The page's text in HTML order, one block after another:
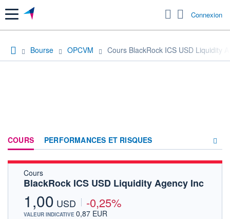
Menu Connexion
Bourse OPCVM Cours BlackRock ICS USD Liquidity
COURS PERFORMANCES ET RISQUES
Cours
BlackRock ICS USD Liquidity Agency Inc
1,00 USD -0,25%
VALEUR INDICATIVE 0,87 EUR